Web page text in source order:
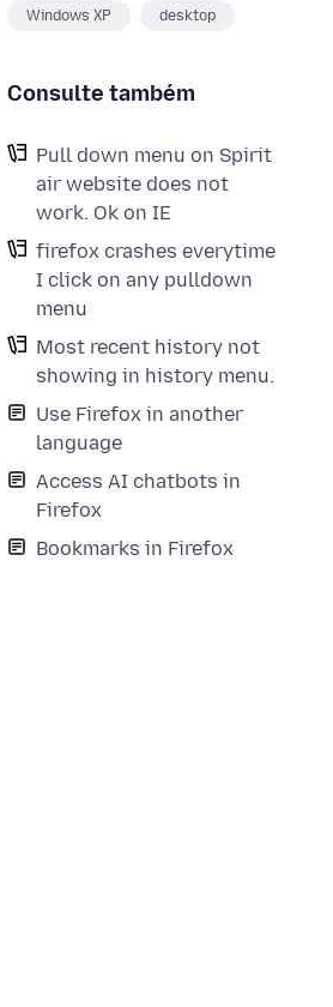
Windows XP desktop
Consulte também
Pull down menu on Spirit
air website does not
work. Ok on IE
firefox crashes everytime
I click on any pulldown
menu
Most recent history not
showing in history menu.
Use Firefox in another
language
Access AI chatbots in
Firefox
Bookmarks in Firefox